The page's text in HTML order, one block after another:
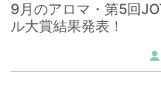
9月のアロマ・第5回
ル大賞結果発表！